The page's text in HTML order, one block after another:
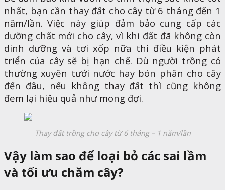
nhất, bạn cần thay đất cho cây từ 6 tháng đến 1
năm/lần. Việc này giúp đảm bảo cung cấp các
dưỡng chất mới cho cây, vì khi đất đã không còn
dinh dưỡng và tơi xốp nữa thì điều kiện phát
triển của cây sẽ bị hạn chế. Dù người trồng có
thường xuyên tưới nước hay bón phân cho cây
đến đâu, nếu không thay đất thì cũng không
đem lại hiệu quả như mong đợi.
Thay đất trồng cho cây từ 6 tháng – 1 năm/lần
Vậy làm sao để loại bỏ các sai lầm
và tối ưu chăm cây?